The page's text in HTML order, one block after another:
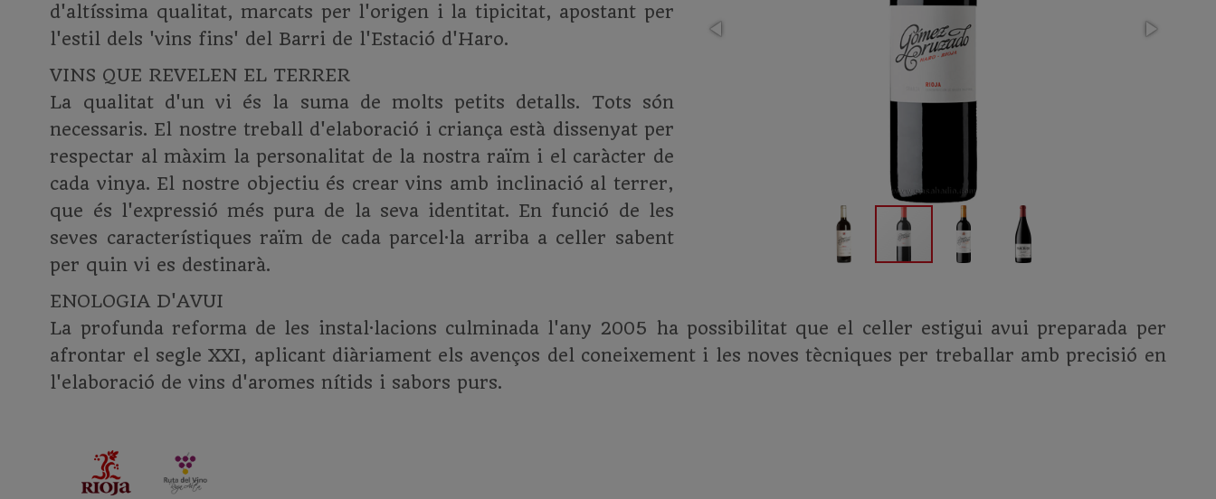
d'altíssima qualitat, marcats per l'origen i la tipicitat, apostant per
l'estil dels 'vins fins' del Barri de l'Estació d'Haro.
VINS QUE REVELEN EL TERRER
La qualitat d'un vi és la suma de molts petits detalls. Tots són
necessaris. El nostre treball d'elaboració i criança està dissenyat per
respectar al màxim la personalitat de la nostra raïm i el caràcter de
cada vinya. El nostre objectiu és crear vins amb inclinació al terrer,
que és l'expressió més pura de la seva identitat. En funció de les
seves característiques raïm de cada parcel·la arriba a celler sabent
per quin vi es destinarà.
ENOLOGIA D'AVUI
La profunda reforma de les instal·lacions culminada l'any 2005 ha possibilitat que el celler estigui avui preparada per
afrontar el segle XXI, aplicant diàriament els avenços del coneixement i les noves tècniques per treballar amb precisió en
l'elaboració de vins d'aromes nítids i sabors purs.